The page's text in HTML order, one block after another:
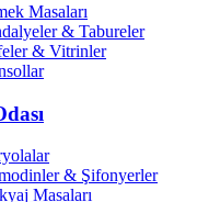
Masaları
& Tabureler
& Vitrinler
& Şifonyerler
Masaları